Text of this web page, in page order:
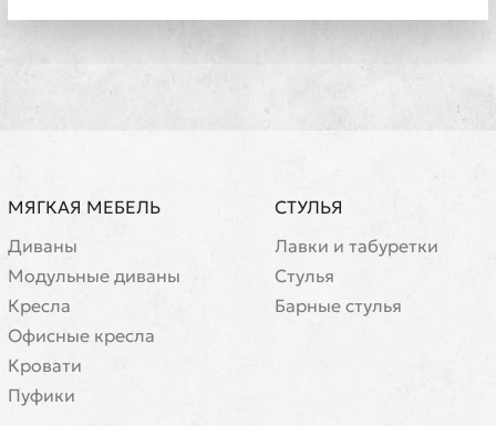
МЯГКАЯ МЕБЕЛЬ
Диваны
Модульные диваны
Кресла
Офисные кресла
Кровати
Пуфики
СТУЛЬЯ
Лавки и табуретки
Стулья
Барные стулья